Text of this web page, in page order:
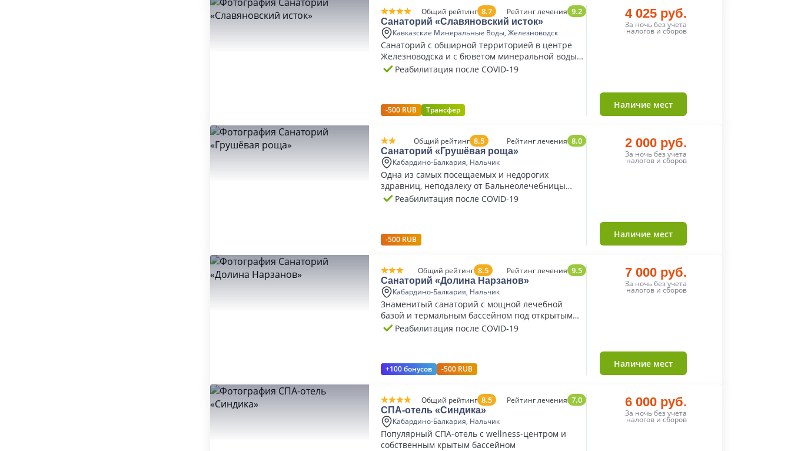
Общий рейтинг 8.7 Рейтинг лечения 9.2
Санаторий «Славяновский исток»
Кавказские Минеральные Воды, Железноводск
Санаторий с обширной территорией в центре
Железноводска и с бюветом минеральной воды
Ессентукского типа.
Реабилитация после COVID-19
-500 RUB Трансфер
4 025 руб.
За ночь без учета
налогов и сборов
Наличие мест
Общий рейтинг 8.5 Рейтинг лечения 8.0
Санаторий «Грушёвая роща»
Кабардино-Балкария, Нальчик
Одна из самых посещаемых и недорогих
здравниц, неподалеку от Бальнеолечебницы
курорта
Реабилитация после COVID-19
-500 RUB
2 000 руб.
За ночь без учета
налогов и сборов
Наличие мест
Общий рейтинг 8.5 Рейтинг лечения 9.5
Санаторий «Долина Нарзанов»
Кабардино-Балкария, Нальчик
Знаменитый санаторий с мощной лечебной
базой и термальным бассейном под открытым
небомРеабилитация после COVID-19
+100 бонусов -500 RUB
7 000 руб.
За ночь без учета
налогов и сборов
Наличие мест
Общий рейтинг 8.5 Рейтинг лечения 7.0
СПА-отель «Синдика»
Кабардино-Балкария, Нальчик
Популярный СПА-отель с wellness-центром и
собственным крытым бассейном
6 000 руб.
За ночь без учета
налогов и сборов